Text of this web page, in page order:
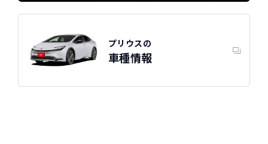
プリウスの
車種情報